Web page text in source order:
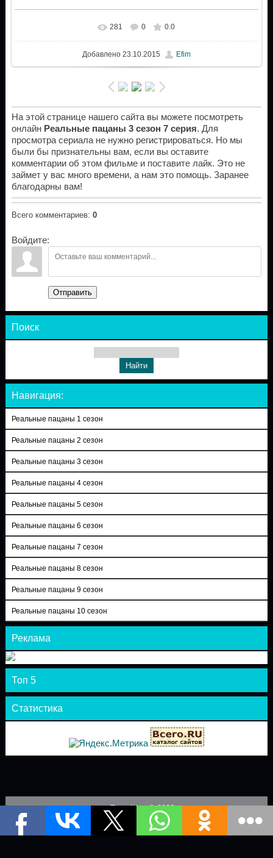
281 0 0.0
Добавлено23.10.2015 Efim
На этой странице нашего сайта вы можете посмотреть
онлайн Реальные пацаны 3 сезон 7 серия. Для
просмотра сериала не нужно регистрироваться. Но мы
были бы признательны вам, если вы оставите
комментарии об этом фильме и поставите лайк. Это не
займет у вас много времени, а нам это помощь. Заранее
благодарны вам!
Всего комментариев: 0
Войдите:
Отправить
Поиск
Навигация:
Реальные пацаны 1 сезон
Реальные пацаны 2 сезон
Реальные пацаны 3 сезон
Реальные пацаны 4 сезон
Реальные пацаны 5 сезон
Реальные пацаны 6 сезон
Реальные пацаны 7 сезон
Реальные пацаны 8 сезон
Реальные пацаны 9 сезон
Реальные пацаны 10 сезон
Реклама
Топ 5
Статистика
Теле-Шоу © 2026